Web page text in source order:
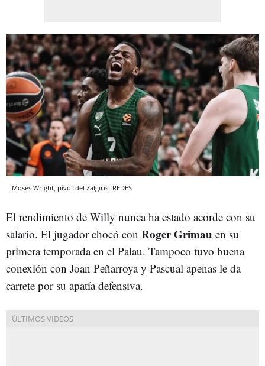
Moses Wright, pívot del Zalgiris REDES
El rendimiento de Willy nunca ha estado acorde con su
salario. El jugador chocó con Roger Grimau en su
primera temporada en el Palau. Tampoco tuvo buena
conexión con Joan Peñarroya y Pascual apenas le da
carrete por su apatía defensiva.